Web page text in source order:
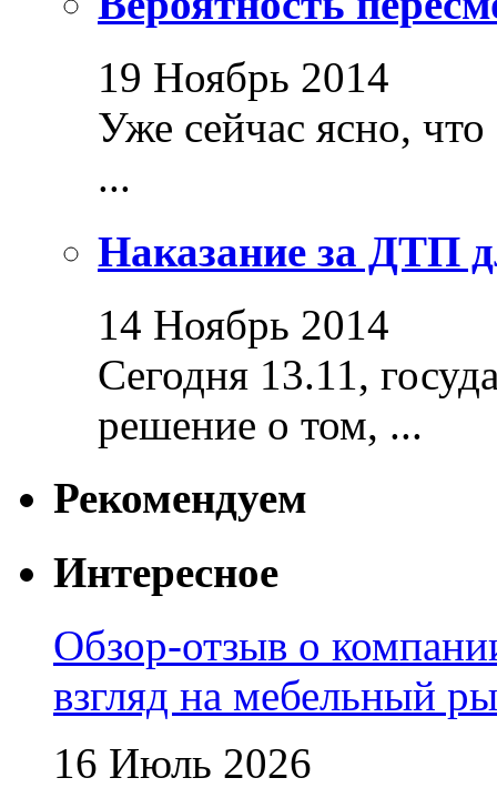
19 Ноябрь 2014
Уже сейчас ясно,
...
Наказание за ДТП
14 Ноябрь 2014
Сегодня 13.11,
решение о том, ...
Рекомендуем
Интересное
Обзор-отзыв о
взгляд на мебельный
16 Июль 2026